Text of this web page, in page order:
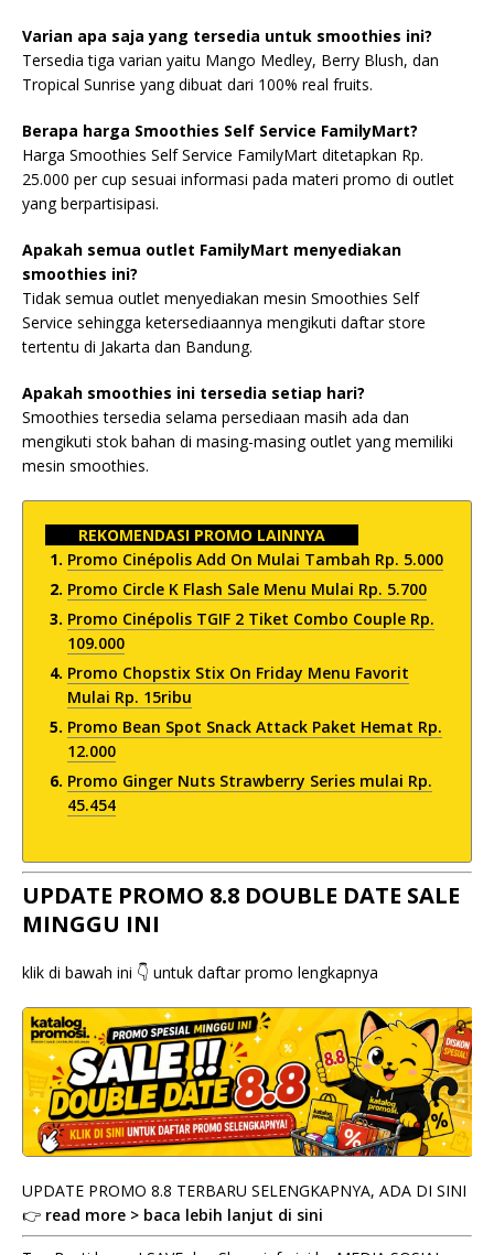
Varian apa saja yang tersedia untuk smoothies ini?
Tersedia tiga varian yaitu Mango Medley, Berry Blush, dan
Tropical Sunrise yang dibuat dari 100% real fruits.
Berapa harga Smoothies Self Service FamilyMart?
Harga Smoothies Self Service FamilyMart ditetapkan Rp.
25.000 per cup sesuai informasi pada materi promo di outlet
yang berpartisipasi.
Apakah semua outlet FamilyMart menyediakan
smoothies ini?
Tidak semua outlet menyediakan mesin Smoothies Self
Service sehingga ketersediaannya mengikuti daftar store
tertentu di Jakarta dan Bandung.
Apakah smoothies ini tersedia setiap hari?
Smoothies tersedia selama persediaan masih ada dan
mengikuti stok bahan di masing-masing outlet yang memiliki
mesin smoothies.
REKOMENDASI PROMO LAINNYA
Promo Cinépolis Add On Mulai Tambah Rp. 5.000
Promo Circle K Flash Sale Menu Mulai Rp. 5.700
Promo Cinépolis TGIF 2 Tiket Combo Couple Rp.
109.000
Promo Chopstix Stix On Friday Menu Favorit
Mulai Rp. 15ribu
Promo Bean Spot Snack Attack Paket Hemat Rp.
12.000
Promo Ginger Nuts Strawberry Series mulai Rp.
45.454
UPDATE PROMO 8.8 DOUBLE DATE SALE
MINGGU INI
klik di bawah ini 👇 untuk daftar promo lengkapnya
UPDATE PROMO 8.8 TERBARU SELENGKAPNYA, ADA DI SINI
👉 read more > baca lebih lanjut di sini